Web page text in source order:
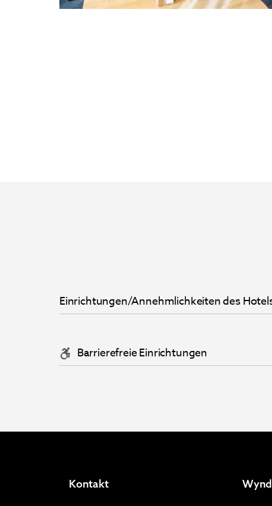
Einrichtungen/Annehmlichkeiten des
Barrierefreie Einrichtungen
Kontakt